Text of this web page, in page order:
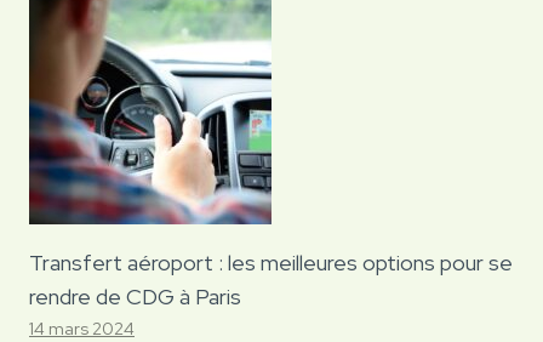
Transfert aéroport : les meilleures options pour se
rendre de CDG à Paris
14 mars 2024